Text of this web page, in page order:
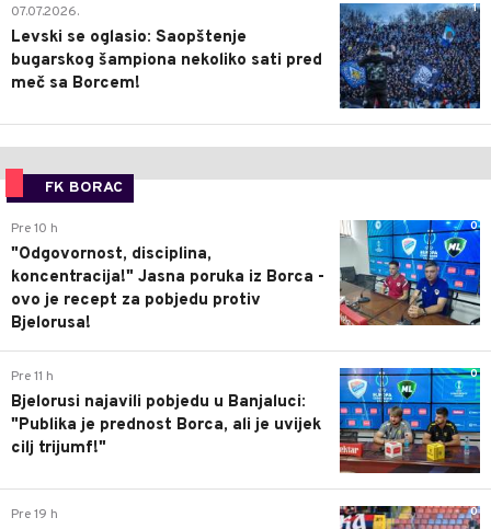
1
07.07.2026.
Levski se oglasio: Saopštenje
bugarskog šampiona nekoliko sati pred
meč sa Borcem!
FK BORAC
0
Pre 10 h
"Odgovornost, disciplina,
koncentracija!" Jasna poruka iz Borca -
ovo je recept za pobjedu protiv
Bjelorusa!
0
Pre 11 h
Bjelorusi najavili pobjedu u Banjaluci:
"Publika je prednost Borca, ali je uvijek
cilj trijumf!"
0
Pre 19 h